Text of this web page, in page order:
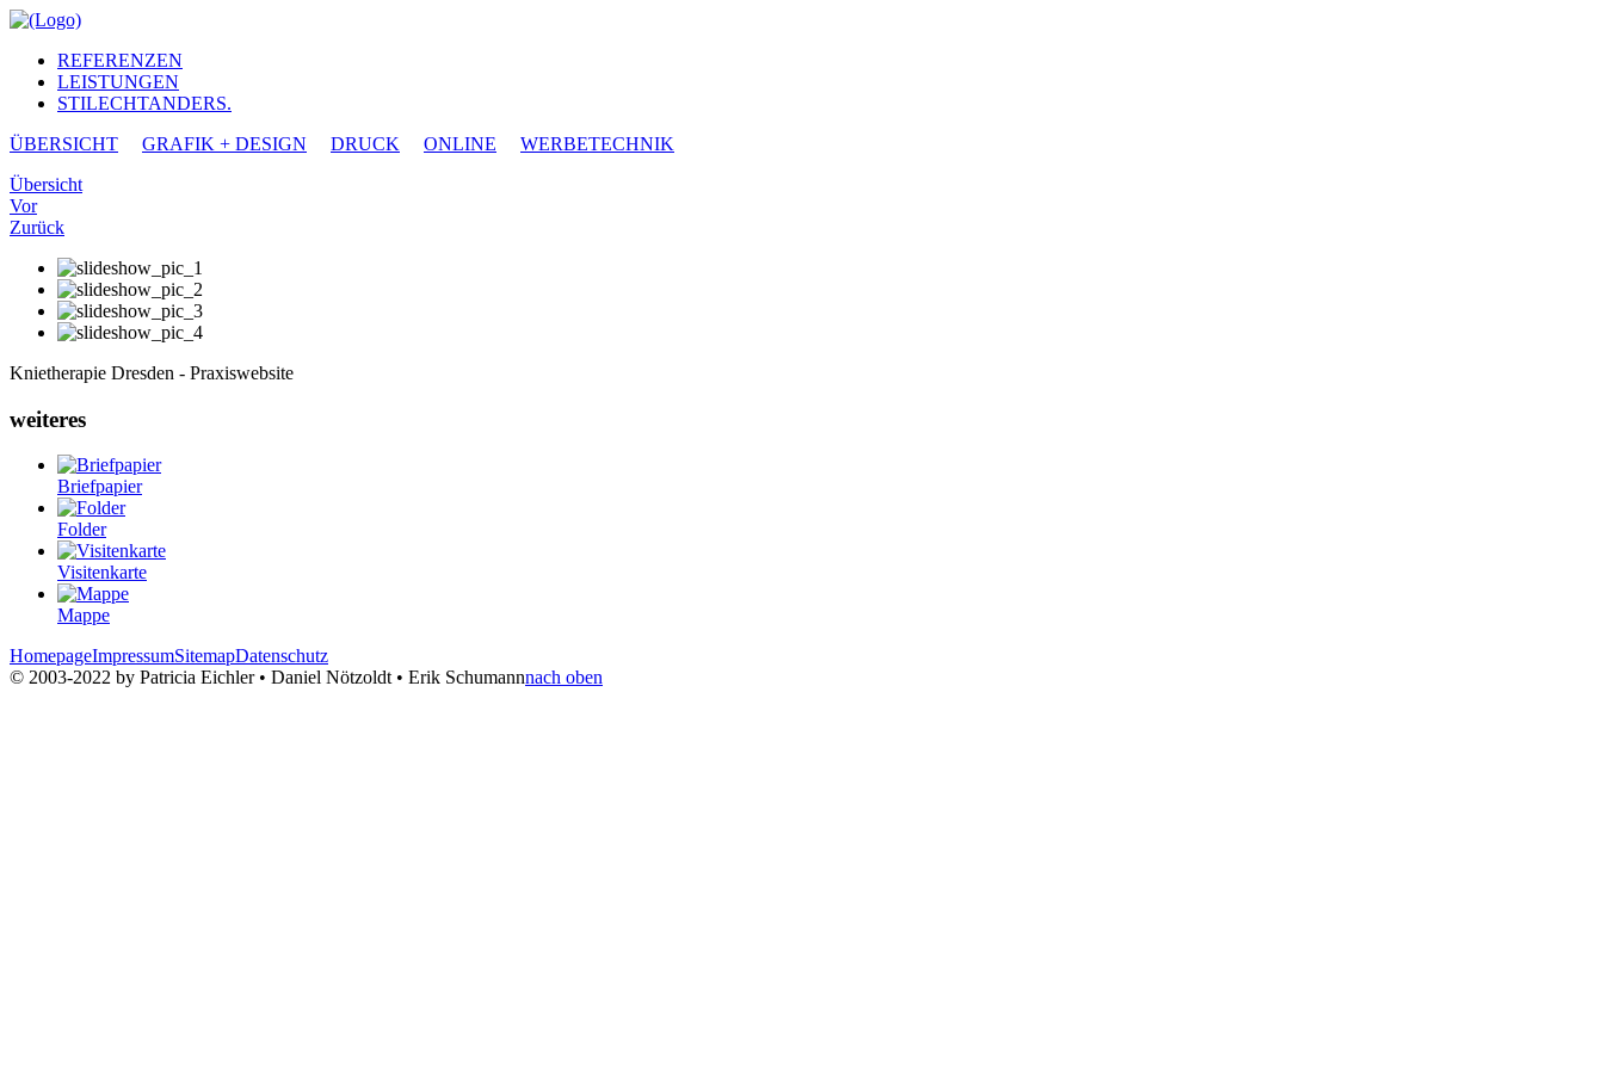
REFERENZEN
LEISTUNGEN
STILECHTANDERS.
ÜBERSICHT
GRAFIK + DESIGN DRUCK ONLINE
WERBETECHNIK
Übersicht
Vor
Zurück
Knietherapie Dresden - Praxiswebsite
weiteres
Briefpapier
Folder
Visitenkarte
Mappe
HomepageImpressumSitemapDatenschutz
© 2003-2022 by Patricia Eichler • Daniel Nötzoldt • Erik Schumannnach oben